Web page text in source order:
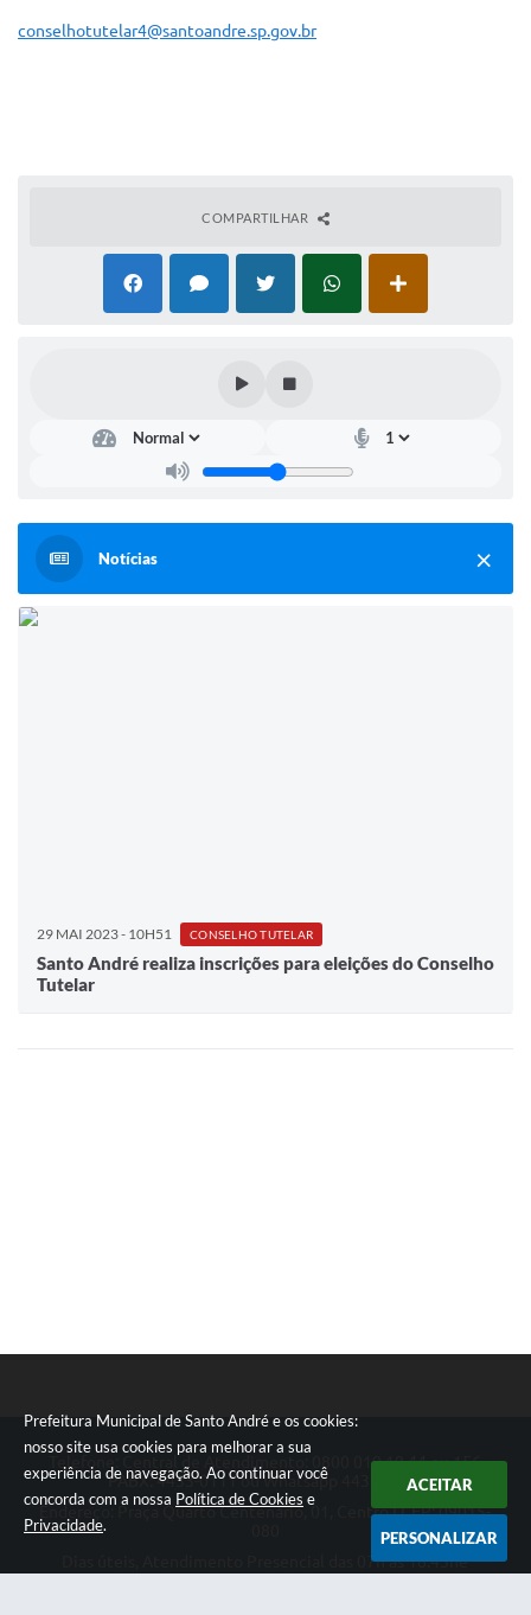
Prefeitura Municipal de Santo André e os cookies:
nosso site usa cookies para melhorar a sua
experiência de navegação. Ao continuar você
concorda com a nossa Política de Cookies e
Privacidade.
ACEITAR
PERSONALIZAR
conselhotutelar4@santoandre.sp.gov.br
COMPARTILHAR
Notícias
29 MAI 2023 - 10H51 CONSELHO TUTELAR
Santo André realiza inscrições para eleições do Conselho
Tutelar
Telefone: Central de Atendimento: 0800 019 19 44 ou 156
PABX: 4433-0111 ou Whatsapp 4433-0123
Endereço: Praça Quarto Centenário, 01, Centro | CEP: 09015-
Dias úteis, Atendimento Presencial das 07h as 18:45he